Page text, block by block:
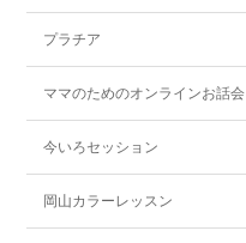
プラチア
ママのためのオンラインお話会
今いろセッション
岡山カラーレッスン